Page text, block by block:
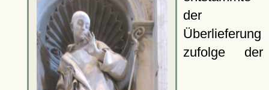
der
Überlieferung
zufolge der